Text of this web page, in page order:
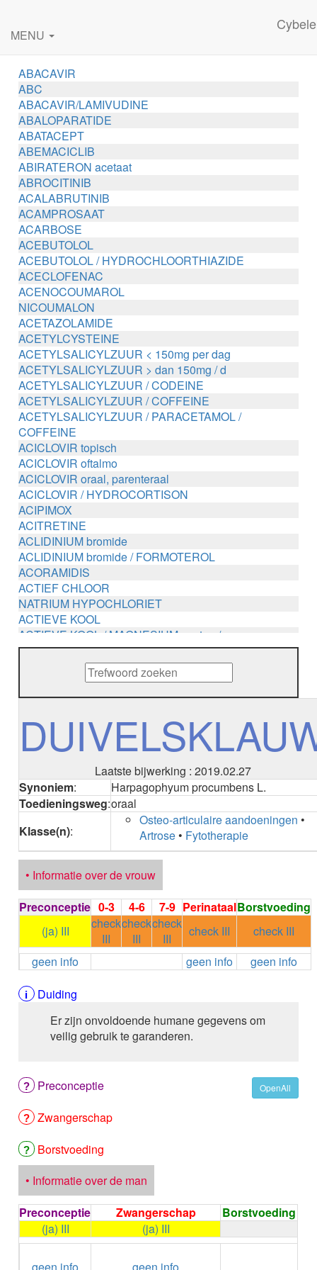
Cybele
MENU
ABACAVIR
ABC
ABACAVIR/LAMIVUDINE
ABALOPARATIDE
ABATACEPT
ABEMACICLIB
ABIRATERON acetaat
ABROCITINIB
ACALABRUTINIB
ACAMPROSAAT
ACARBOSE
ACEBUTOLOL
ACEBUTOLOL / HYDROCHLOORTHIAZIDE
ACECLOFENAC
ACENOCOUMAROL
NICOUMALON
ACETAZOLAMIDE
ACETYLCYSTEINE
ACETYLSALICYLZUUR < 150mg per dag
ACETYLSALICYLZUUR > dan 150mg / d
ACETYLSALICYLZUUR / CODEINE
ACETYLSALICYLZUUR / COFFEINE
ACETYLSALICYLZUUR / PARACETAMOL /
COFFEINE
ACICLOVIR topisch
ACICLOVIR oftalmo
ACICLOVIR oraal, parenteraal
ACICLOVIR / HYDROCORTISON
ACIPIMOX
ACITRETINE
ACLIDINIUM bromide
ACLIDINIUM bromide / FORMOTEROL
ACORAMIDIS
ACTIEF CHLOOR
NATRIUM HYPOCHLORIET
ACTIEVE KOOL
ACTIEVE KOOL / MAGNESIUM zouten /
METHENAMINE
ADALIMUMAB
ADAPALEEN
ADAPALEEN / BENZOYLPEROXIDE
ADENOSINE
AESCINE
AFLIBERCEPT parenteraal
AFLIBERCEPT intravitreaal
AGALSIDASE bèta
AGOMELATINE
ALBIGLUTIDE
ALBUTREPENONACOG ALFA
Stollingsfactor IX; Factor IX
ALCOHOL
ETHANOL
ALECTINIB
ALEMTUZUMAB
ALENDRONAAT/VIT D3
ALFA-1-PROTEINASEREMMER humaan
ALFENTANYL HCl
ALGELDRAAT / MAGNESIUM HYDROXYDE
ALGINAAT Na / Na BICARBONAAT / CALCIUM
ALGINEZUUR
ALGLUCOSIDASE alfa
ALIROCUMAB
ALITRETINOINE
ALIZAPRIDE
ALLOPURINOL
ALMOTRIPTAN
Laatste bijwerking : 2019.02.27
Synoniem:
Harpagophyum procumbens L.
Toedieningsweg:oraal
Klasse(n):
Osteo-articulaire aandoeningen •
Artrose • Fytotherapie
• Informatie over de vrouw
Preconceptie 0-3 4-6 7-9 PerinataalBorstvoeding
(ja) III
check
III
check
III
check
III
check III
check III
geen info
geen info
geen info
Duiding
Er zijn onvoldoende humane gegevens om
veilig gebruik te garanderen.
OpenAll
Preconceptie
Zwangerschap
Borstvoeding
• Informatie over de man
Preconceptie
Zwangerschap
Borstvoeding
(ja) III
(ja) III